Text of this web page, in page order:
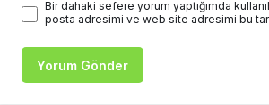
Bir dahaki sefere yorum yaptığımda
posta adresimi ve web site adresimi bu
Yorum Gönder